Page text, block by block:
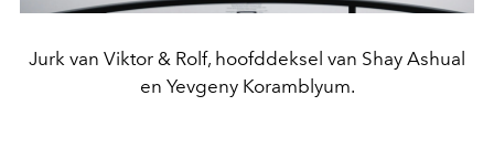
Jurk van Viktor & Rolf, hoofddeksel van Shay Ashual
en Yevgeny Koramblyum.